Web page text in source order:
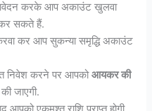
करके आप अकाउंट खुलवा
सकते हैं.
कर आप सुकन्या समृद्धि अकाउंट
निवेश करने पर आपकोआयकर की
जाएगी.